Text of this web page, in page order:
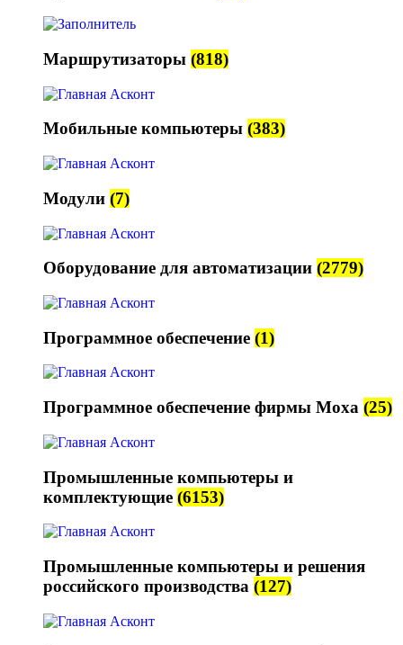
Маршрутизаторы (818)
Мобильные компьютеры (383)
Модули (7)
Оборудование для автоматизации (2779)
Программное обеспечение (1)
Программное обеспечение фирмы Moxa (25)
Промышленные компьютеры и
комплектующие (6153)
Промышленные компьютеры и решения
российского производства (127)